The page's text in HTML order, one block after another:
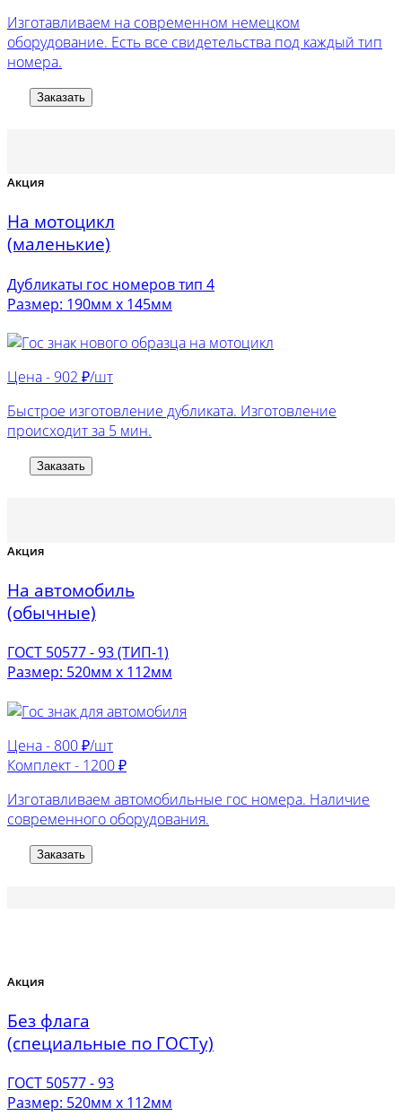
Изготавливаем на современном немецком
оборудование. Есть все свидетельства под каждый тип
номера.
Заказать
Акция
На мотоцикл
(маленькие)
Дубликаты гос номеров тип 4
Размер: 190мм х 145мм
Цена - 902 ₽/шт
Быстрое изготовление дубликата. Изготовление
происходит за 5 мин.
Заказать
Акция
На автомобиль
(обычные)
ГОСТ 50577 - 93 (ТИП-1)
Размер: 520мм х 112мм
Цена - 800 ₽/шт
Комплект - 1200 ₽
Изготавливаем автомобильные гос номера. Наличие
современного оборудования.
Заказать
Акция
Без флага
(специальные по ГОСТу)
ГОСТ 50577 - 93
Размер: 520мм х 112мм